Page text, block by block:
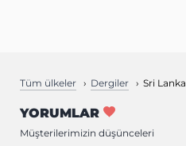
Tüm ülkeler Dergiler Sri Lanka
YORUMLAR
Müşterilerimizin düşünceleri